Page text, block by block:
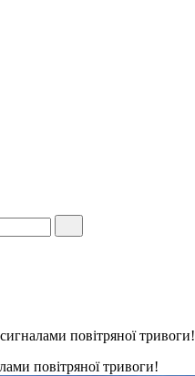
повітряної тривоги!
повітряної тривоги!